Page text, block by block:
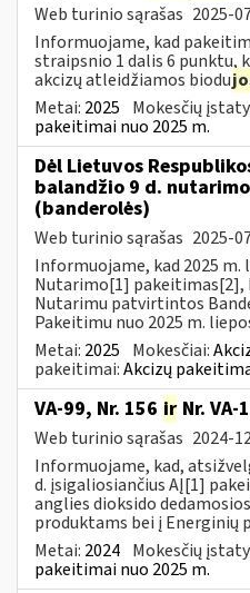
Web turinio sąrašas 2025-
Informuojame, kad
straipsnio 1 dalis 6 punktu,
akcizų atleidžiamos biodu
Metai: 2025 Mokesčių
pakeitimai nuo 2025 m.
Dėl Lietuvos
balandžio 9 d.
(banderolės)
Web turinio sąrašas 2025-
Informuojame, kad 2025 m.
Nutarimo[1] pakeitimas[2],
Nutarimu patvirtintos
Pakeitimu nuo 2025 m.
Metai: 2025 Mokesčiai:
pakeitimai:Akcizų
VA-99, Nr. 156 ir Nr.
Web turinio sąrašas 2024-
Informuojame, kad,
d. įsigaliosiančius AĮ[1]
anglies dioksido
produktams bei į Energinių
Metai: 2024 Mokesčių
pakeitimai nuo 2025 m.